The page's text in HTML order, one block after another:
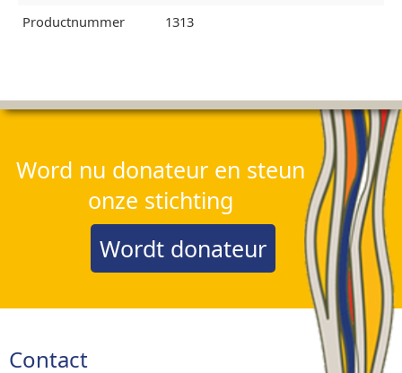
Productnummer
1313
Word nu donateur en steun
onze stichting
Wordt donateur
Contact